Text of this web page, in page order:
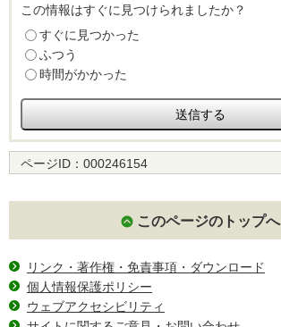
この情報はすぐに見つけられましたか？
すぐに見つかった
ふつう
時間がかかった
ページID： 000246154
このページのトップへ
リンク・著作権・免責事項・ダウンロード
個人情報保護ポリシー
ウェブアクセシビリティ